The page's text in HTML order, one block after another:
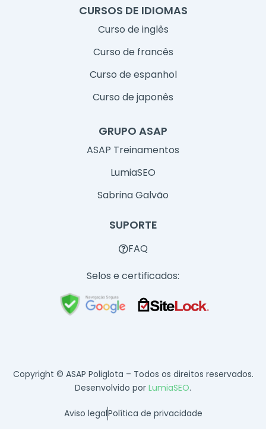
CURSOS DE IDIOMAS
Curso de inglês
Curso de francês
Curso de espanhol
Curso de japonês
GRUPO ASAP
ASAP Treinamentos
LumiaSEO
Sabrina Galvão
SUPORTE
FAQ
Selos e certificados:
Copyright © ASAP Poliglota – Todos os direitos reservados.
Desenvolvido por LumiaSEO.
Aviso legalPolítica de privacidade